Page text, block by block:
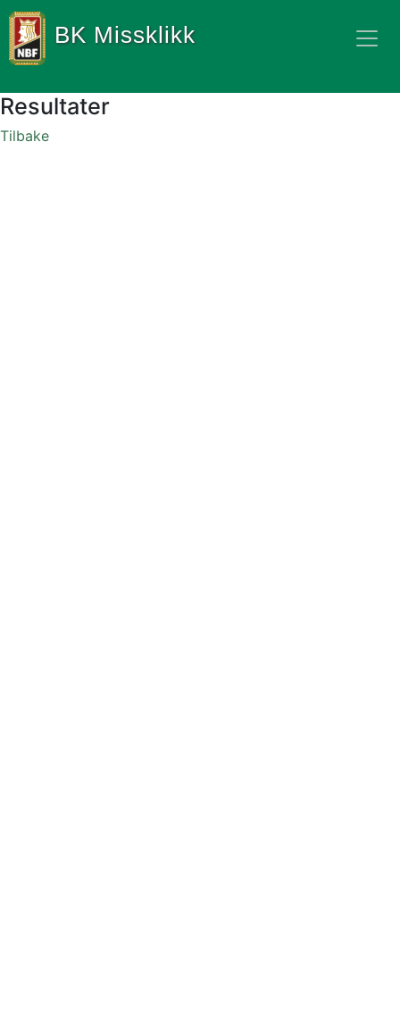
BK Missklikk
Resultater
Tilbake